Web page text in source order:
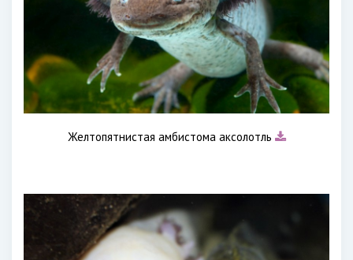
Желтопятнистая амбистома аксолотль